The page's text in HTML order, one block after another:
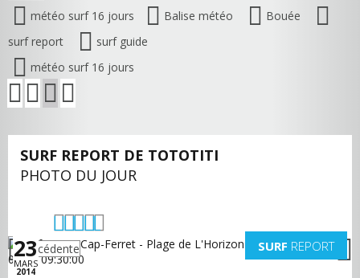
météo surf 16 jours Balise météo
Bouée
surf report
surf guide
météo surf 16 jours
SURF REPORT DE TOTOTITI
PHOTO DU JOUR
23
MARS
2014
SURF REPORT
précédente suivante